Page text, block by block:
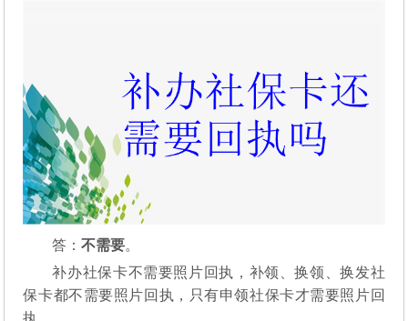
答：不需要。
补办社保卡不需要照片回执，补领、换领、换发社
保卡都不需要照片回执，只有申领社保卡才需要照片回